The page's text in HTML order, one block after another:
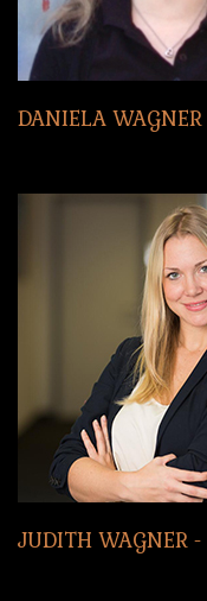
DANIELA WAGNER
JUDITH WAGNER -